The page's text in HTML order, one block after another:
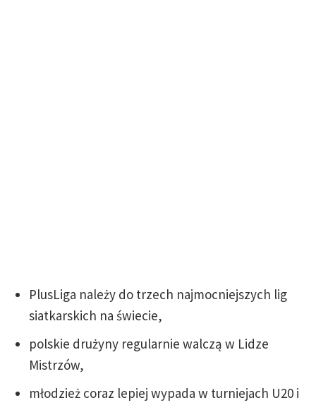
PlusLiga należy do trzech najmocniejszych lig
siatkarskich na świecie,
polskie drużyny regularnie walczą w Lidze
Mistrzów,
młodzież coraz lepiej wypada w turniejach U20 i